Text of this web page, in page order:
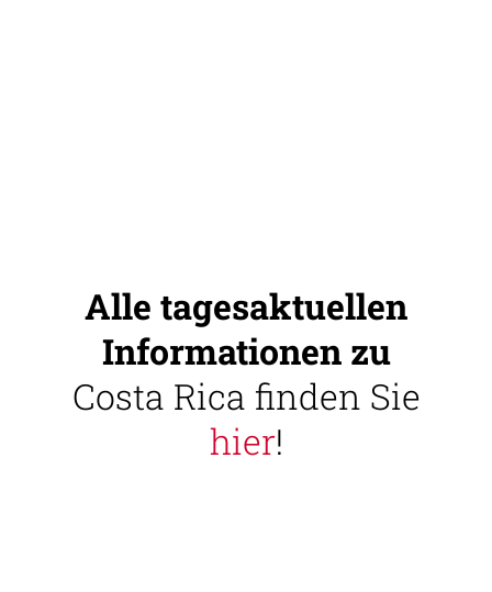
Alle tagesaktuellen
Informationen zu
Costa Rica finden Sie
hier!